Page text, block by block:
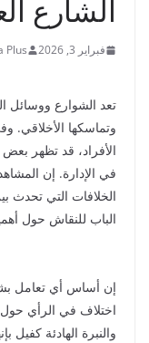
الشارع
فبراير 3, 2026 Plus
تعد الشوارع ووسائل
وتماسكها الأخلاقي.
الأفراد، قد تظهر
في الإدارة. إن
الخلافات التي تحدث
الباب للنقاش حول
إن أساس أي تعامل
اختلاف في الرأي حول
والنبرة الهادئة